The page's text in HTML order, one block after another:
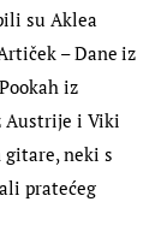
su Aklea
– Dane iz
iz
Austrije i Viki
gitare, neki s
pratećeg